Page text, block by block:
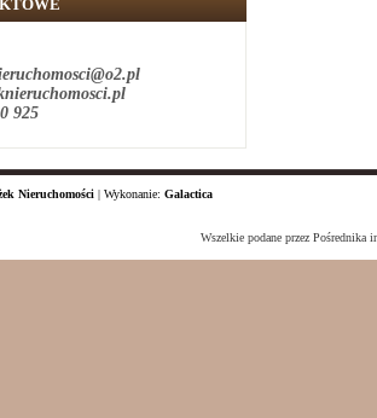
925
Nieruchomości | Wykonanie: Galactica
Wszelkie podane przez